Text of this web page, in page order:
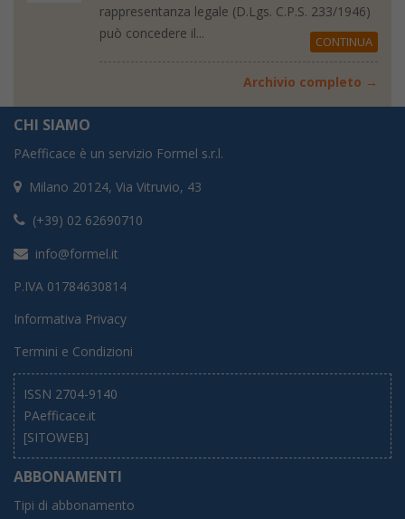
rappresentanza legale (D.Lgs. C.P.S. 233/1946)
può concedere il...
CONTINUA
Archivio completo →
CHI SIAMO
PAefficace è un servizio Formel s.r.l.
Milano 20124, Via Vitruvio, 43
(+39) 02 62690710
info@formel.it
P.IVA 01784630814
Informativa Privacy
Termini e Condizioni
ISSN 2704-9140
PAefficace.it
[SITOWEB]
ABBONAMENTI
Tipi di abbonamento